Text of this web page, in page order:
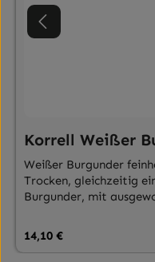
Korrell Weißer
Weißer Burgunder
Trocken, gleichzeitig
Burgunder, mit
Regulärer Preis:
14,10 €